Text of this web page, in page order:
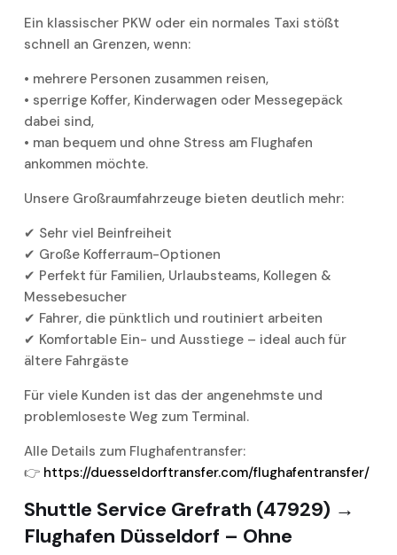
Ein klassischer PKW oder ein normales Taxi stößt
schnell an Grenzen, wenn:
• mehrere Personen zusammen reisen,
• sperrige Koffer, Kinderwagen oder Messegepäck
dabei sind,
• man bequem und ohne Stress am Flughafen
ankommen möchte.
Unsere Großraumfahrzeuge bieten deutlich mehr:
✔ Sehr viel Beinfreiheit
✔ Große Kofferraum-Optionen
✔ Perfekt für Familien, Urlaubsteams, Kollegen &
Messebesucher
✔ Fahrer, die pünktlich und routiniert arbeiten
✔ Komfortable Ein- und Ausstiege – ideal auch für
ältere Fahrgäste
Für viele Kunden ist das der angenehmste und
problemloseste Weg zum Terminal.
Alle Details zum Flughafentransfer:
👉 https://duesseldorftransfer.com/flughafentransfer/
Shuttle Service Grefrath (47929) →
Flughafen Düsseldorf – Ohne